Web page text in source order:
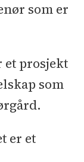
som er
et prosjekt
som
er et